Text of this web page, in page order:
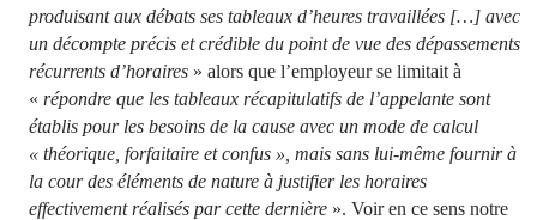
produisant aux débats ses tableaux d’heures travaillées […] avec
un décompte précis et crédible du point de vue des dépassements
récurrents d’horaires » alors que l’employeur se limitait à
« répondre que les tableaux récapitulatifs de l’appelante sont
établis pour les besoins de la cause avec un mode de calcul
« théorique, forfaitaire et confus », mais sans lui-même fournir à
la cour des éléments de nature à justifier les horaires
effectivement réalisés par cette dernière ». Voir en ce sens notre